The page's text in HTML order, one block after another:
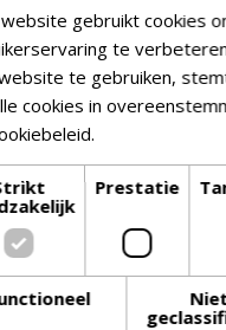
Egg
T-light Ei
M
Metaal
€ 79,
Let op:
gebruikt cookies
te
te gebruiken,
cookies in
Prestatie